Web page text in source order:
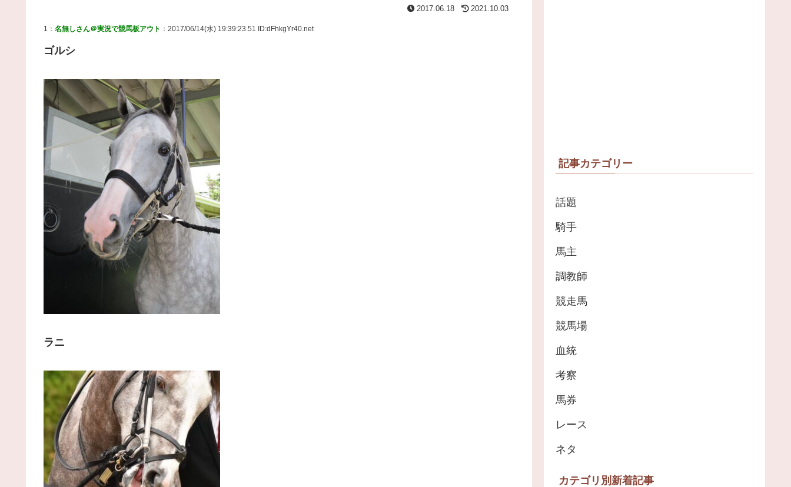
2017.06.18 2021.10.03
1： 名無しさん＠実況で競馬板アウト ：2017/06/14(水) 19:39:23.51 ID:dFhkgYr40.net
ゴルシ
ラニ
記事カテゴリー
話題
騎手
馬主
調教師
競走馬
競馬場
血統
考察
馬券
レース
ネタ
カテゴリ別新着記事